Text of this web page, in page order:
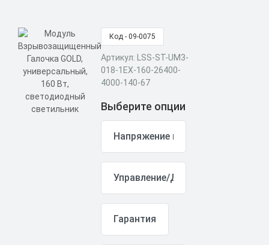
Код - 09-0075
Артикул: LSS-ST-UM3-
018-1EX-160-26400-
4000-140-67
Выберите опции